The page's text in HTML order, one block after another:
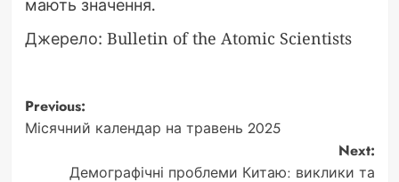
Джерело: Bulletin of the Atomic Scientists
Post
navigation
Previous:
Місячний календар на травень 2025
Next:
Демографічні проблеми Китаю: виклики та